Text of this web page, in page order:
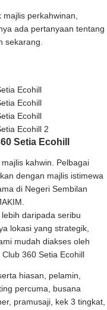
majlis perkahwinan,
ada pertanyaan tentang
sekarang.
Setia Ecohill
kahwin. Pelbagai
dengan majlis istimewa
di Negeri Sembilan
daripada seribu
lokasi yang strategik,
mudah diakses oleh
360 Setia Ecohill
hiasan, pelamin,
percuma, busana
pramusaji, kek 3 tingkat,